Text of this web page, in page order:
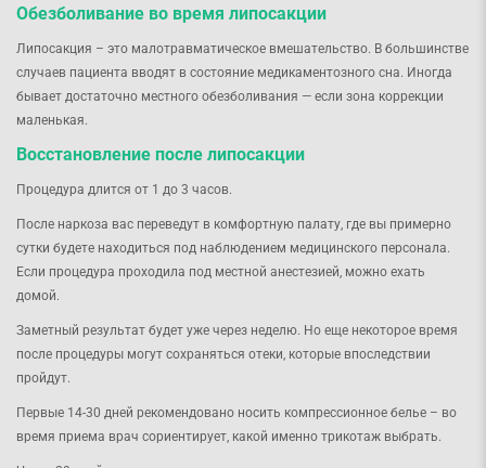
Обезболивание во время липосакции
Липосакция – это малотравматическое вмешательство. В большинстве
случаев пациента вводят в состояние медикаментозного сна. Иногда
бывает достаточно местного обезболивания — если зона коррекции
маленькая.
Восстановление после липосакции
Процедура длится от 1 до 3 часов.
После наркоза вас переведут в комфортную палату, где вы примерно
сутки будете находиться под наблюдением медицинского персонала.
Если процедура проходила под местной анестезией, можно ехать
домой.
Заметный результат будет уже через неделю. Но еще некоторое время
после процедуры могут сохраняться отеки, которые впоследствии
пройдут.
Первые 14-30 дней рекомендовано носить компрессионное белье – во
время приема врач сориентирует, какой именно трикотаж выбрать.